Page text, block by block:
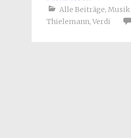
Alle Beiträge, Musik
Thielemann, Verdi